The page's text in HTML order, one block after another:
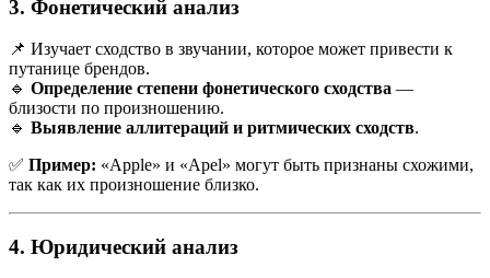
3. Фонетический анализ
📌 Изучает сходство в звучании, которое может привести к
путанице брендов.
🔹 Определение степени фонетического сходства —
близости по произношению.
🔹 Выявление аллитераций и ритмических сходств.
✅ Пример: «Apple» и «Apel» могут быть признаны схожими,
так как их произношение близко.
4. Юридический анализ